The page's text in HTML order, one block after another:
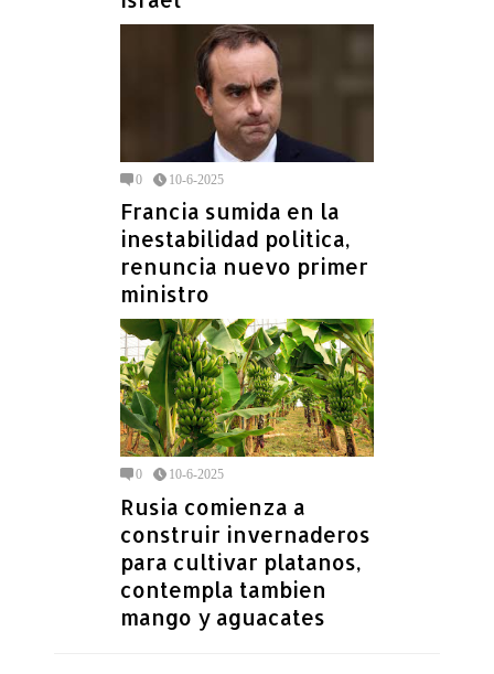
0 10-6-2025
Francia sumida en la
inestabilidad politica,
renuncia nuevo primer
ministro
0 10-6-2025
Rusia comienza a
construir invernaderos
para cultivar platanos,
contempla tambien
mango y aguacates